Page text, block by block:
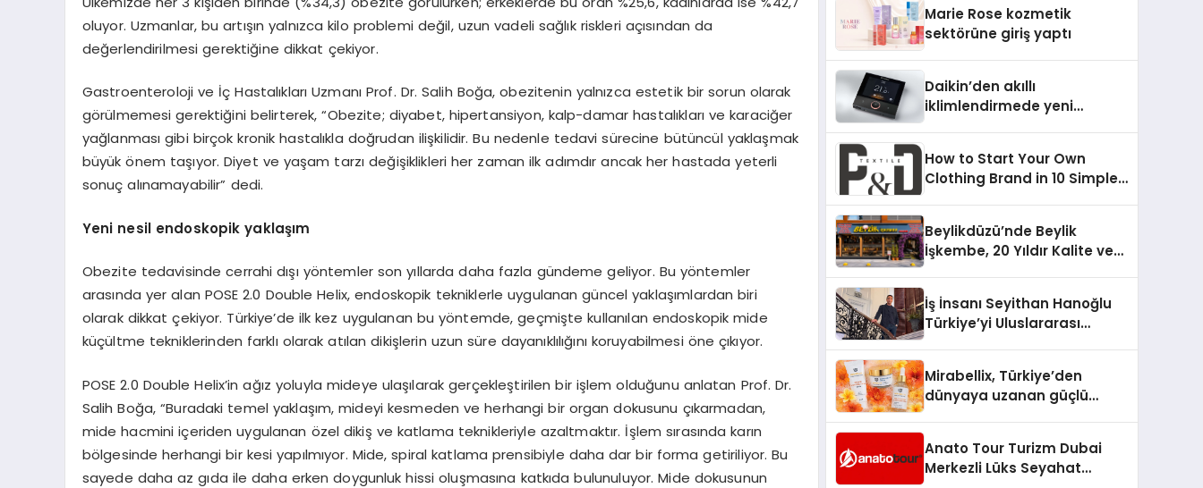
oluyor. Uzmanlar, bu artışın yalnızca kilo problemi değil, uzun vadeli sağlık riskleri açısından da
değerlendirilmesi gerektiğine dikkat çekiyor.
Gastroenteroloji ve İç Hastalıkları Uzmanı Prof. Dr. Salih Boğa, obezitenin yalnızca estetik bir sorun olarak
görülmemesi gerektiğini belirterek, “Obezite; diyabet, hipertansiyon, kalp-damar hastalıkları ve karaciğer
yağlanması gibi birçok kronik hastalıkla doğrudan ilişkilidir. Bu nedenle tedavi sürecine bütüncül yaklaşmak
büyük önem taşıyor. Diyet ve yaşam tarzı değişiklikleri her zaman ilk adımdır ancak her hastada yeterli
sonuç alınamayabilir” dedi.
Yeni nesil endoskopik yaklaşım
Obezite tedavisinde cerrahi dışı yöntemler son yıllarda daha fazla gündeme geliyor. Bu yöntemler
arasında yer alan POSE 2.0 Double Helix, endoskopik tekniklerle uygulanan güncel yaklaşımlardan biri
olarak dikkat çekiyor. Türkiye’de ilk kez uygulanan bu yöntemde, geçmişte kullanılan endoskopik mide
küçültme tekniklerinden farklı olarak atılan dikişlerin uzun süre dayanıklılığını koruyabilmesi öne çıkıyor.
POSE 2.0 Double Helix’in ağız yoluyla mideye ulaşılarak gerçekleştirilen bir işlem olduğunu anlatan Prof. Dr.
Salih Boğa, “Buradaki temel yaklaşım, mideyi kesmeden ve herhangi bir organ dokusunu çıkarmadan,
mide hacmini içeriden uygulanan özel dikiş ve katlama teknikleriyle azaltmaktır. İşlem sırasında karın
bölgesinde herhangi bir kesi yapılmıyor. Mide, spiral katlama prensibiyle daha dar bir forma getiriliyor. Bu
sayede daha az gıda ile daha erken doygunluk hissi oluşmasına katkıda bulunuluyor. Mide dokusunun
Aldı
Marie Rose kozmetik
sektörüne giriş yaptı
Daikin’den akıllı
iklimlendirmede yeni
How to Start Your Own
Clothing Brand in 10 Simple
Beylikdüzü’nde Beylik
İşkembe, 20 Yıldır Kalite ve
İş İnsanı Seyithan Hanoğlu
Türkiye’yi Uluslararası
Mirabellix, Türkiye’den
dünyaya uzanan güçlü
Anato Tour Turizm Dubai
Merkezli Lüks Seyahat